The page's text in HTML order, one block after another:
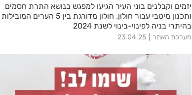
יזמים וקבלנים בוני העיר הגיעו למפגש בנושא התרת חסמים
ותכנון מיטבי עבור חולון. חולון מדורגת בין 5 הערים המובילות
בהיתרי בניה לפינוי-בינוי לשנת 2024
מערכת האתר 23.04.25